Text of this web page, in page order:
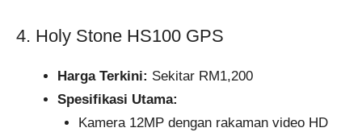
4. Holy Stone HS100 GPS
Harga Terkini: Sekitar RM1,200
Spesifikasi Utama:
Kamera 12MP dengan rakaman video HD